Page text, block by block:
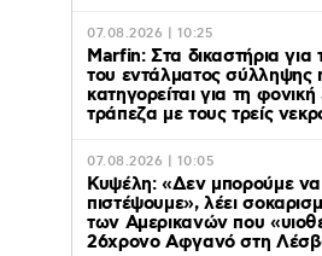
07.08.2026 | 10:25
Marfin: Στα δικαστήρια για
του εντάλματος σύλληψης
κατηγορείται για τη
τράπεζα με τους τρείς
07.08.2026 | 10:05
Κυψέλη: «Δεν μπορούμε
πιστέψουμε», λέει
των Αμερικανών που
26χρονο Αφγανό στη